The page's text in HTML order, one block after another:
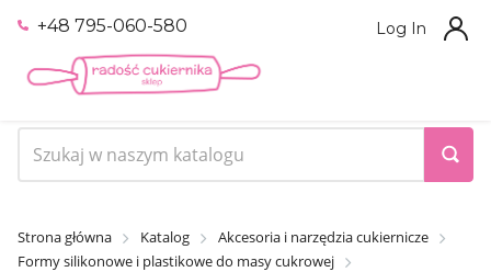
+48 795-060-580 Log In
Strona główna Katalog
Akcesoria i narzędzia cukiernicze
Formy silikonowe i plastikowe do masy cukrowej